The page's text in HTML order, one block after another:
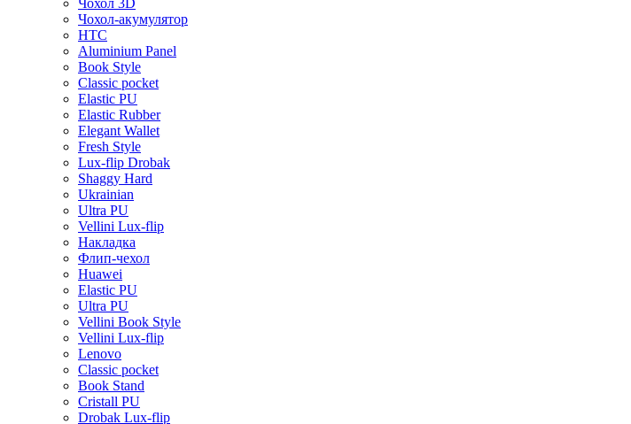
Чохол 3D
Чохол-акумулятор
HTC
Aluminium Panel
Book Style
Classic pocket
Elastic PU
Elastic Rubber
Elegant Wallet
Fresh Style
Lux-flip Drobak
Shaggy Hard
Ukrainian
Ultra PU
Vellini Lux-flip
Накладка
Флип-чехол
Huawei
Elastic PU
Ultra PU
Vellini Book Style
Vellini Lux-flip
Lenovo
Classic pocket
Book Stand
Cristall PU
Drobak Lux-flip